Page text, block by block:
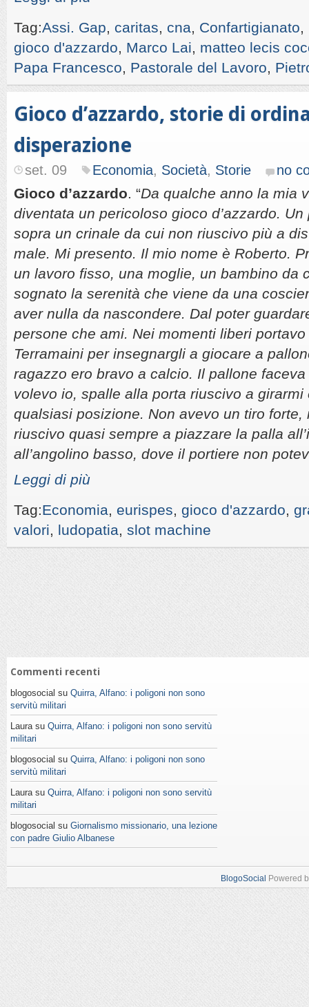
Tag:Assi. Gap, caritas, cna, Confartigianato,
gioco d'azzardo, Marco Lai, matteo lecis
Papa Francesco, Pastorale del Lavoro,
Gioco d’azzardo, storie di
disperazione
set. 09 Economia, Società, Storie no
Gioco d’azzardo. “Da qualche anno la mia
diventata un pericoloso gioco d’azzardo.
sopra un crinale da cui non riuscivo più a
male. Mi presento. Il mio nome è Roberto.
un lavoro fisso, una moglie, un bambino da
sognato la serenità che viene da una
aver nulla da nascondere. Dal poter
persone che ami. Nei momenti liberi
Terramaini per insegnargli a giocare a
ragazzo ero bravo a calcio. Il pallone
volevo io, spalle alla porta riuscivo a girarmi
qualsiasi posizione. Non avevo un tiro forte,
riuscivo quasi sempre a piazzare la palla
all’angolino basso, dove il portiere non
Leggi di più
Tag:Economia, eurispes, gioco d'azzardo,
valori, ludopatia, slot machine
Commenti recenti
blogosocial su Quirra, Alfano: i poligoni non sono
servitù militari
Laura su Quirra, Alfano: i poligoni non sono servitù
militari
blogosocial su Quirra, Alfano: i poligoni non sono
servitù militari
Laura su Quirra, Alfano: i poligoni non sono servitù
militari
blogosocial su Giornalismo missionario, una lezione
con padre Giulio Albanese
BlogoSocial Powered